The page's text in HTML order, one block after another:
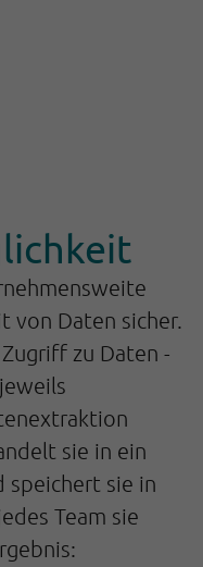
von Daten sicher.
zu Daten -
sie in ein
speichert sie in
Team sie